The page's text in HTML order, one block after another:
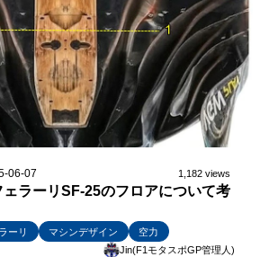
06-07 1,182 views
ェラーリSF-25のフロアについて考
ーリ マシンデザイン
空力
Jin(F1モタスポGP管理人)